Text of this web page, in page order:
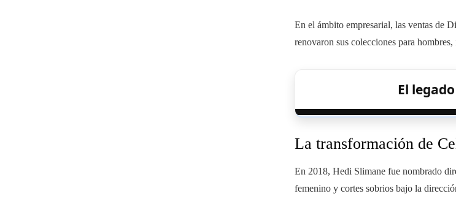
En el ámbito empresarial, las ventas de
renovaron sus colecciones para
El
La transformación de
En 2018, Hedi Slimane fue nombrado
femenino y cortes sobrios bajo la